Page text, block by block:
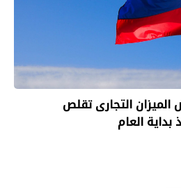
التجارى تقلص